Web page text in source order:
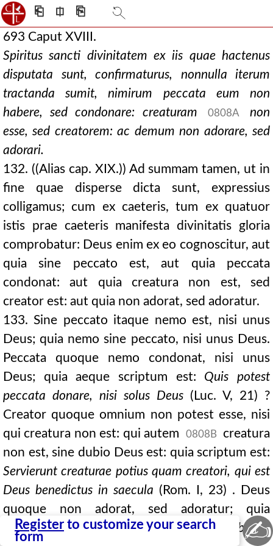
⎗ ⎅ ⎘
693 Caput XVIII.
Spiritus sancti divinitatem ex iis quae hactenus
disputata sunt, confirmaturus, nonnulla iterum
tractanda sumit, nimirum peccata eum non
habere, sed condonare: creaturam
0808A
non
esse, sed creatorem: ac demum non adorare, sed
adorari.
132. ((Alias cap. XIX.)) Ad summam tamen, ut in
fine quae disperse dicta sunt, expressius
colligamus; cum ex caeteris, tum ex quatuor
istis prae caeteris manifesta divinitatis gloria
comprobatur: Deus enim ex eo cognoscitur, aut
quia sine peccato est, aut quia peccata
condonat: aut quia creatura non est, sed
creator est: aut quia non adorat, sed adoratur.
133. Sine peccato itaque nemo est, nisi unus
Deus; quia nemo sine peccato, nisi unus Deus.
Peccata quoque nemo condonat, nisi unus
Deus; quia aeque scriptum est: Quis potest
peccata donare, nisi solus Deus (Luc. V, 21) ?
Creator quoque omnium non potest esse, nisi
qui creatura non est: qui autem
0808B
creatura
non est, sine dubio Deus est: quia scriptum est:
Servierunt creaturae potius quamcreatori, qui est
Deus benedictus in saecula (Rom. I, 23) . Deus
quoque non adorat, sed adoratur; quia
scriptum est: Dominum Deum tuum adorabis, et
Register to customize your search
form
✍